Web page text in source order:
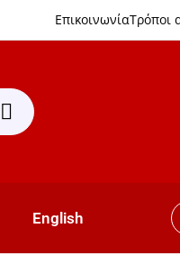
ΕπικοινωνίαΤρόποι
English